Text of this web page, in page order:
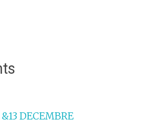
DECEMBRE